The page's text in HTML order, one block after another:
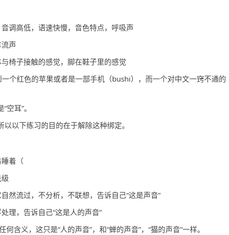
调高低，语速快慢，音色特点，呼吸声
声
椅子接触的感觉，脚在鞋子里的感觉
个红色的苹果或者是一部手机（bushi），而一个对中文一窍不通的
耳”。
以下练习的目的在于解除这种绑定。
着（
然流过，不分析，不联想，告诉自己“这是声音”
理，告诉自己“这是人的声音”
含义，这只是“人的声音”，和“蝉的声音”，“猫的声音”一样。